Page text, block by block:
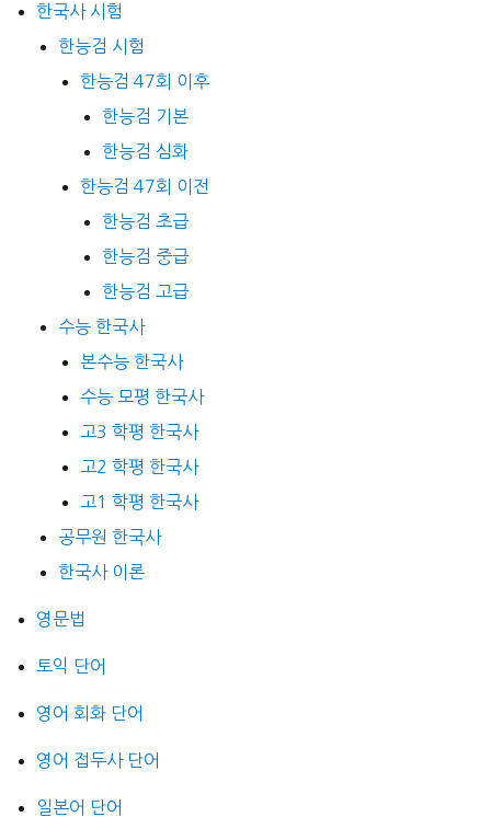
한국사 시험
한능검 시험
한능검 47회 이후
한능검 기본
한능검 심화
한능검 47회 이전
한능검 초급
한능검 중급
한능검 고급
수능 한국사
본수능 한국사
수능 모평 한국사
고3 학평 한국사
고2 학평 한국사
고1 학평 한국사
공무원 한국사
한국사 이론
영문법
토익 단어
영어 회화 단어
영어 접두사 단어
일본어 단어